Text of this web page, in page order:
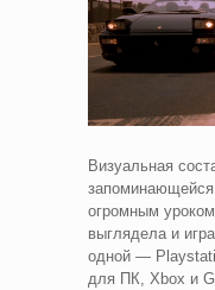
Визуальная
запоминающейся.
огромным
выглядела и
одной —
для ПК, Xbox и